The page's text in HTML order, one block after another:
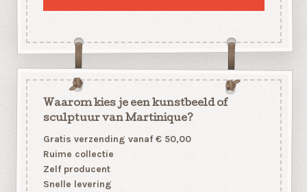
Waarom kies je een kunstbeeld of
sculptuur van Martinique?
Gratis verzending vanaf € 50,00
Ruime collectie
Zelf producent
Snelle levering